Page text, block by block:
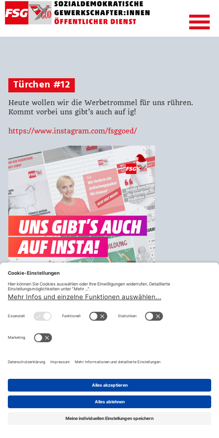
Türchen #12
Heute wollen wir die Werbetrommel für uns rühren.
Kommt vorbei uns gibt’s auch auf ig!
https://www.instagram.com/fsggoed/
© Fraktion Sozialdemokratischer Gewerkschafter:innen |
Impressum|Datenschutzerklärung|
Datenschutzeinstellugen